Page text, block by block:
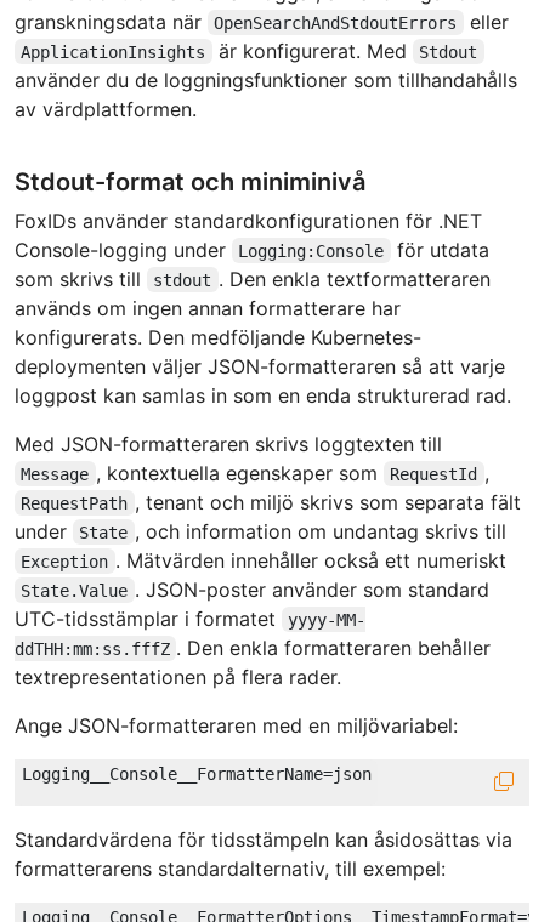
granskningsdata när
OpenSearchAndStdoutErrors eller
ApplicationInsights är konfigurerat. Med Stdout
använder du de loggningsfunktioner som tillhandahålls
av värdplattformen.
Stdout-format och miniminivå
FoxIDs använder standardkonfigurationen för .NET
Console-logging under
Logging:Console
för utdata
som skrivs till
stdout . Den enkla textformatteraren
används om ingen annan formatterare har
konfigurerats. Den medföljande Kubernetes-
deploymenten väljer JSON-formatteraren så att varje
loggpost kan samlas in som en enda strukturerad rad.
Med JSON-formatteraren skrivs loggtexten till
Message , kontextuella egenskaper som RequestId ,
RequestPath , tenant och miljö skrivs som separata fält
under
State , och information om undantag skrivs till
Exception . Mätvärden innehåller också ett numeriskt
State.Value . JSON-poster använder som standard
UTC-tidsstämplar i formatet
yyyy-MM-
ddTHH:mm:ss.fffZ . Den enkla formatteraren behåller
textrepresentationen på flera rader.
Ange JSON-formatteraren med en miljövariabel:
Logging__Console__FormatterName=json
Standardvärdena för tidsstämpeln kan åsidosättas via
formatterarens standardalternativ, till exempel: